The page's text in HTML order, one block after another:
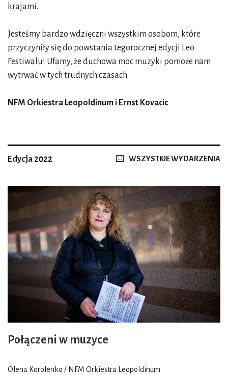
krajami.
Jesteśmy bardzo wdzięczni wszystkim osobom, które
przyczyniły się do powstania tegorocznej edycji Leo
Festiwalu! Ufamy, że duchowa moc muzyki pomoże nam
wytrwać w tych trudnych czasach.
NFM Orkiestra Leopoldinum i Ernst Kovacic
Edycja 2022 WSZYSTKIE WYDARZENIA
Połączeni w muzyce
Olena Korolenko / NFM Orkiestra Leopoldinum